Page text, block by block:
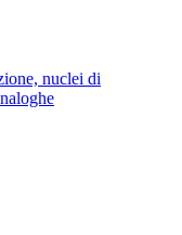
nuclei di